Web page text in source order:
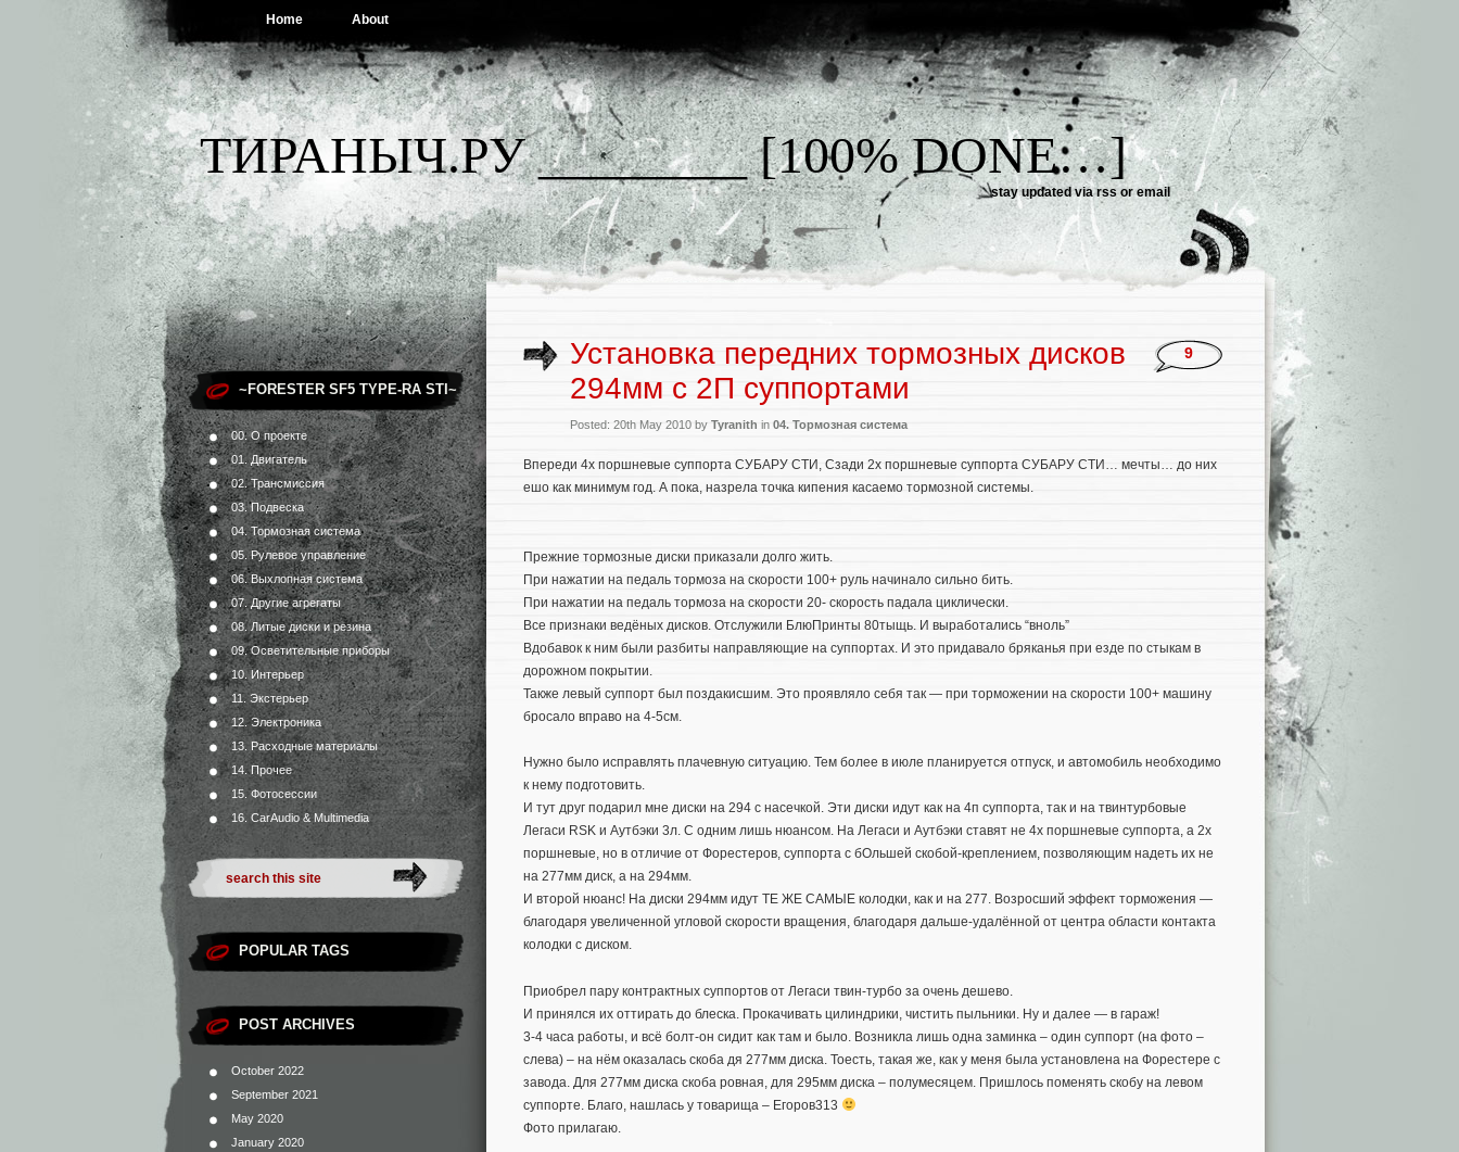
Home About
ТИРАНЫЧ.РУ ________ [100% DONE…]
stay updated viarss oremail
~FORESTER SF5 TYPE-RA STI~
00. О проекте
01. Двигатель
02. Трансмиссия
03. Подвеска
04. Тормозная система
05. Рулевое управление
06. Выхлопная система
07. Другие агрегаты
08. Литые диски и резина
09. Осветительные приборы
10. Интерьер
11. Экстерьер
12. Электроника
13. Расходные материалы
14. Прочее
15. Фотосессии
16. CarAudio & Multimedia
POPULAR TAGS
POST ARCHIVES
October 2022
September 2021
May 2020
January 2020
Установка передних тормозных дисков
294мм с 2П суппортами
Posted: 20th May 2010 by Tyranith in 04. Тормозная система
9
Впереди 4х поршневые суппорта СУБАРУ СТИ, Сзади 2х поршневые суппорта СУБАРУ СТИ… мечты… до них
ешо как минимум год. А пока, назрела точка кипения касаемо тормозной системы.
Прежние тормозные диски приказали долго жить.
При нажатии на педаль тормоза на скорости 100+ руль начинало сильно бить.
При нажатии на педаль тормоза на скорости 20- скорость падала циклически.
Все признаки ведёных дисков. Отслужили БлюПринты 80тыщь. И выработались “вноль”
Вдобавок к ним были разбиты направляющие на суппортах. И это придавало бряканья при езде по стыкам в
дорожном покрытии.
Также левый суппорт был поздакисшим. Это проявляло себя так — при торможении на скорости 100+ машину
бросало вправо на 4-5см.
Нужно было исправлять плачевную ситуацию. Тем более в июле планируется отпуск, и автомобиль необходимо
к нему подготовить.
И тут друг подарил мне диски на 294 с насечкой. Эти диски идут как на 4п суппорта, так и на твинтурбовые
Легаси RSK и Аутбэки 3л. С одним лишь нюансом. На Легаси и Аутбэки ставят не 4х поршневые суппорта, а 2х
поршневые, но в отличие от Форестеров, суппорта с бОльшей скобой-креплением, позволяющим надеть их не
на 277мм диск, а на 294мм.
И второй нюанс! На диски 294мм идут ТЕ ЖЕ САМЫЕ колодки, как и на 277. Возросший эффект торможения —
благодаря увеличенной угловой скорости вращения, благодаря дальше-удалённой от центра области контакта
колодки с диском.
Приобрел пару контрактных суппортов от Легаси твин-турбо за очень дешево.
И принялся их оттирать до блеска. Прокачивать цилиндрики, чистить пыльники. Ну и далее — в гараж!
3-4 часа работы, и всё болт-он сидит как там и было. Возникла лишь одна заминка – один суппорт (на фото –
слева) – на нём оказалась скоба дя 277мм диска. Тоесть, такая же, как у меня была установлена на Форестере с
завода. Для 277мм диска скоба ровная, для 295мм диска – полумесяцем. Пришлось поменять скобу на левом
суппорте. Благо, нашлась у товарища – Егоров313
Фото прилагаю.